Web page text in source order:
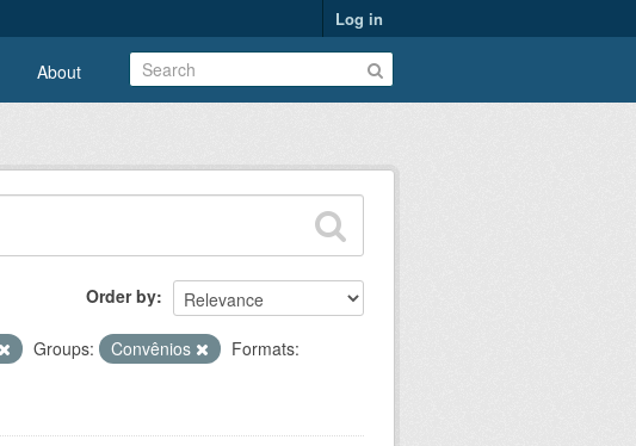
Log in
About
Order by
Groups: Convênios
Formats: